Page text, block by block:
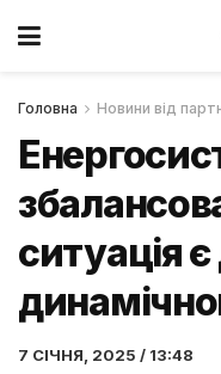
Головна Новини від
ситуація
7 СІЧНЯ, 2025 / 13:48